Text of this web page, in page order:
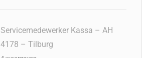
Servicemedewerker Kassa – AH
4178 – Tilburg